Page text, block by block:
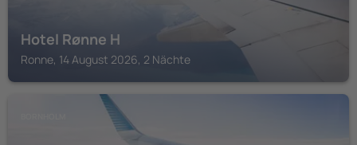
Hotel Rønne H
Ronne, 14 August 2026, 2 Nächte